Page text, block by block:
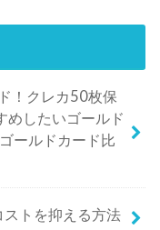
！クレカ50枚保
めしたいゴールド
ールドカード比
トを抑える方法